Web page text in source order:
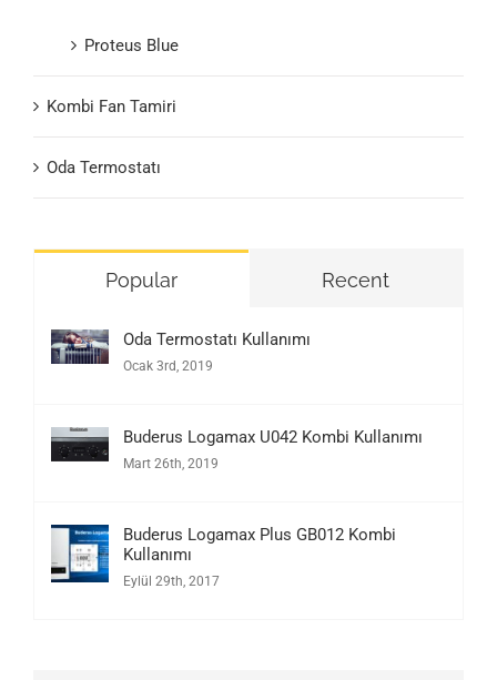
Proteus Blue
Kombi Fan Tamiri
Oda Termostatı
Popular Recent
Oda Termostatı Kullanımı
Ocak 3rd, 2019
Buderus Logamax U042 Kombi Kullanımı
Mart 26th, 2019
Buderus Logamax Plus GB012 Kombi
Kullanımı
Eylül 29th, 2017